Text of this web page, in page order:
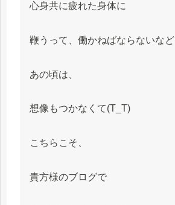
心身共に疲れた身体に
鞭うって、働かねばならないなど
あの頃は、
想像もつかなくて(T_T)
こちらこそ、
貴方様のブログで